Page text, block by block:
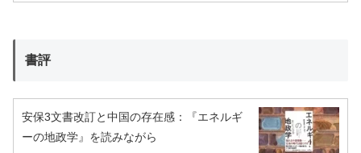
書評
安保3文書改訂と中国の存在感：『エネルギ
ーの地政学』を読みながら